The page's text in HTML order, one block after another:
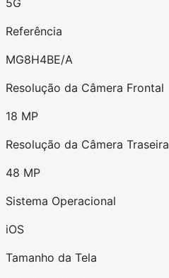
5G
Referência
MG8H4BE/A
Resolução da Câmera Frontal
18 MP
Resolução da Câmera Traseira
48 MP
Sistema Operacional
iOS
Tamanho da Tela